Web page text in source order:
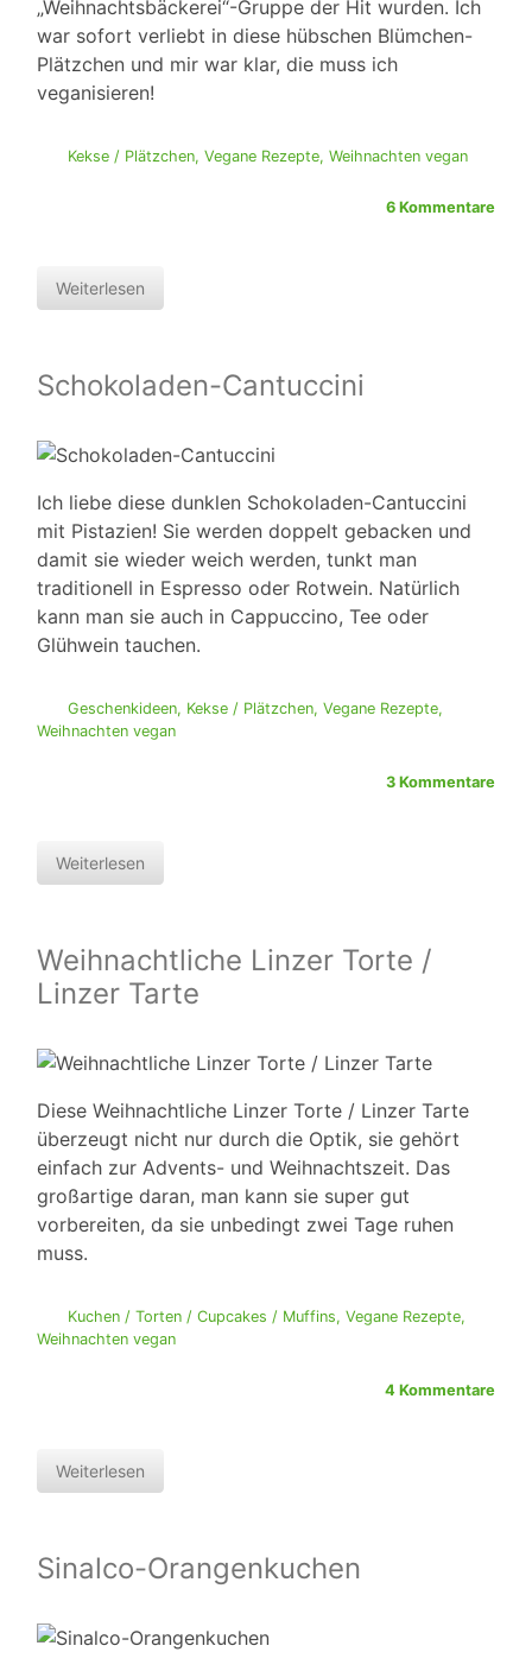
„Weihnachtsbäckerei“-Gruppe der Hit wurden. Ich
war sofort verliebt in diese hübschen Blümchen-
Plätzchen und mir war klar, die muss ich
veganisieren!
Kekse / Plätzchen, Vegane Rezepte, Weihnachten vegan
6 Kommentare
Weiterlesen
Schokoladen-Cantuccini
Ich liebe diese dunklen Schokoladen-Cantuccini
mit Pistazien! Sie werden doppelt gebacken und
damit sie wieder weich werden, tunkt man
traditionell in Espresso oder Rotwein. Natürlich
kann man sie auch in Cappuccino, Tee oder
Glühwein tauchen.
Geschenkideen, Kekse / Plätzchen, Vegane Rezepte,
Weihnachten vegan
3 Kommentare
Weiterlesen
Weihnachtliche Linzer Torte /
Linzer Tarte
Diese Weihnachtliche Linzer Torte / Linzer Tarte
überzeugt nicht nur durch die Optik, sie gehört
einfach zur Advents- und Weihnachtszeit. Das
großartige daran, man kann sie super gut
vorbereiten, da sie unbedingt zwei Tage ruhen
muss.
Kuchen / Torten / Cupcakes / Muffins, Vegane Rezepte,
Weihnachten vegan
4 Kommentare
Weiterlesen
Sinalco-Orangenkuchen